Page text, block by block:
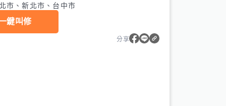
市、新北市、台中市
鍵叫修
分享